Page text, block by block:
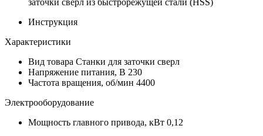
Инструкция
Характеристики
Вид товара Станки для заточки сверл
Напряжение питания, В 230
Частота вращения, об/мин 4400
Электрооборудование
Мощность главного привода, кВт 0,12